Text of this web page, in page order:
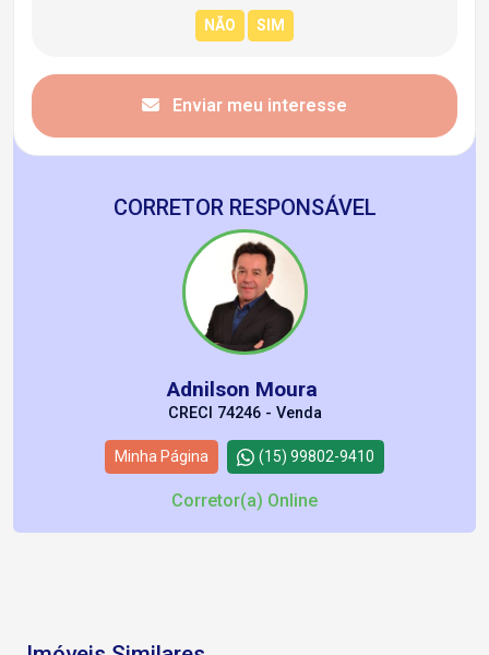
Enviar meu interesse
CORRETOR RESPONSÁVEL
Adnilson Moura
CRECI 74246 - Venda
Minha Página (15) 99802-9410
Corretor(a) Online